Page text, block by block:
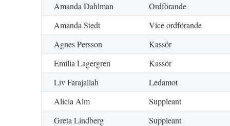
Amanda Dahlman
Ordförande
Amanda Stedt
Vice ordförande
Agnes Persson
Kassör
Emilia Lagergren
Kassör
Liv Farajallah
Ledamot
Alicia Alm
Suppleant
Greta Lindberg
Suppleant